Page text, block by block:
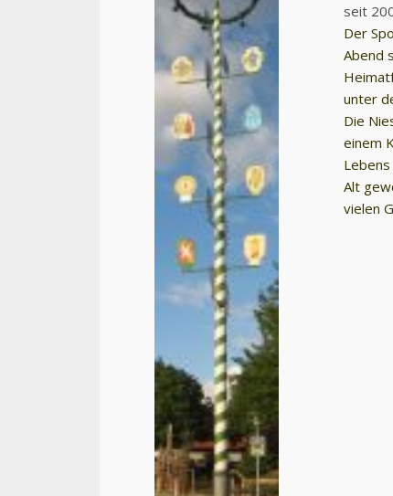
seit
Der
Abend
unter
Die
einem
Alt
vielen